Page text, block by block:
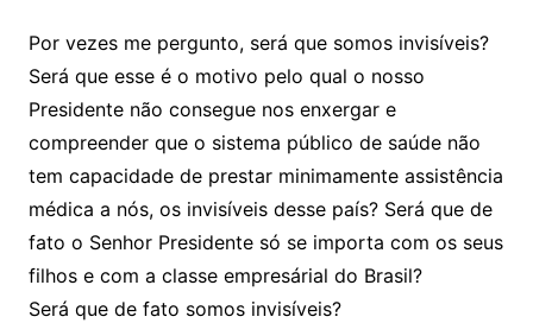
Por vezes me pergunto, será que somos invisíveis?
Será que esse é o motivo pelo qual o nosso
Presidente não consegue nos enxergar e
compreender que o sistema público de saúde não
tem capacidade de prestar minimamente assistência
médica a nós, os invisíveis desse país? Será que de
fato o Senhor Presidente só se importa com os seus
filhos e com a classe empresárial do Brasil?
Será que de fato somos invisíveis?